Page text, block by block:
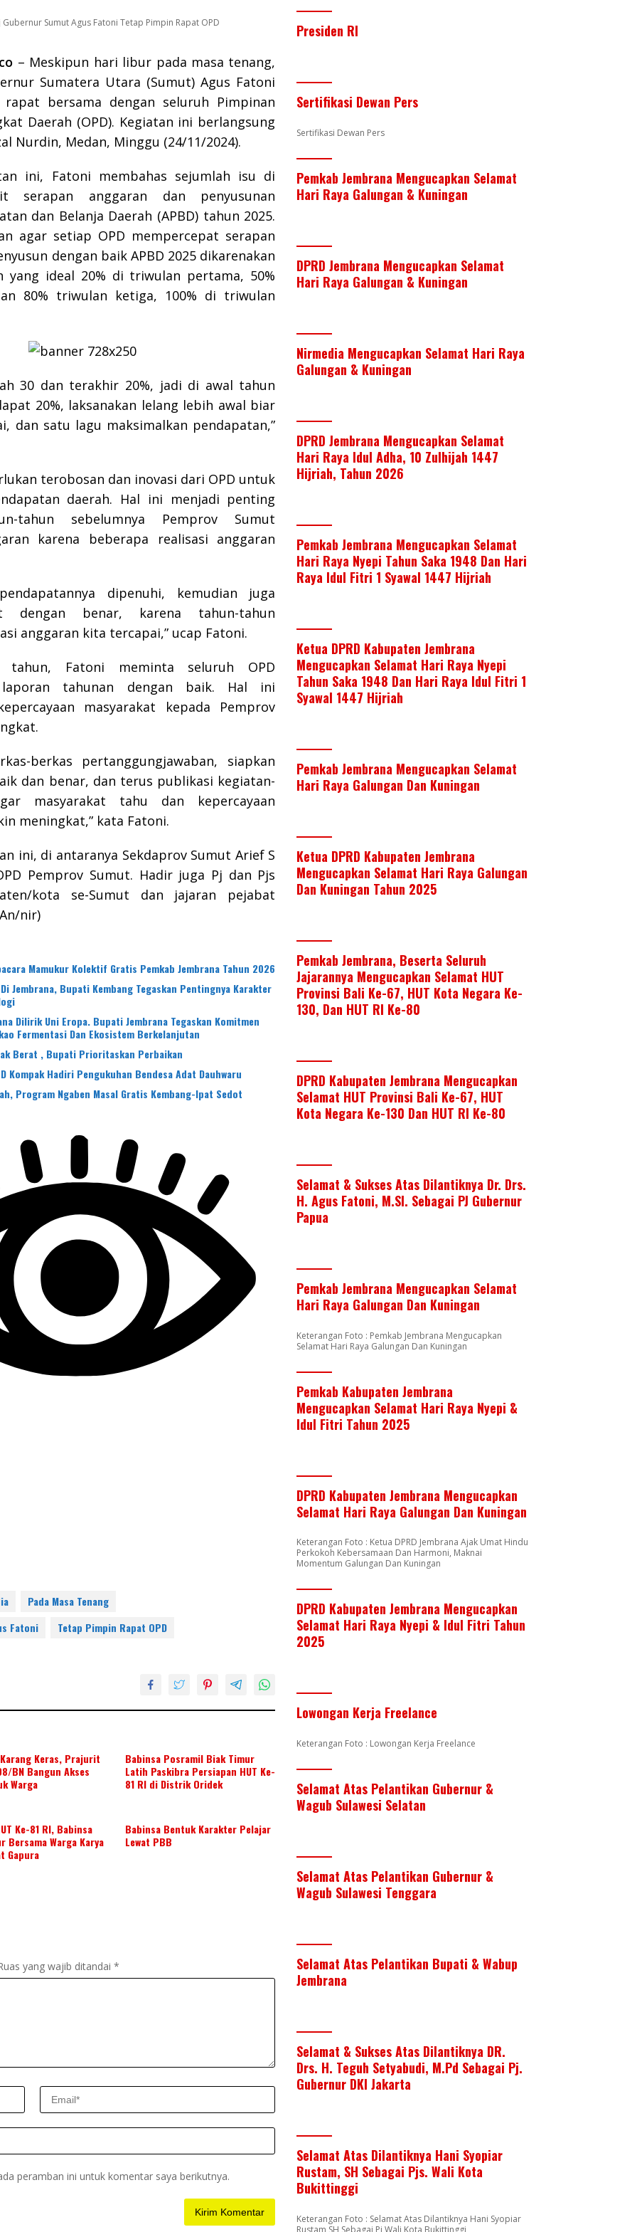
Sumut Agus Fatoni Tetap Pimpin Rapat OPD
– Meskipun hari libur pada masa tenang,
Sumatera Utara (Sumut) Agus Fatoni
bersama dengan seluruh Pimpinan
Daerah (OPD). Kegiatan ini berlangsung
Nurdin, Medan, Minggu (24/11/2024).
ini, Fatoni membahas sejumlah isu di
serapan anggaran dan penyusunan
dan Belanja Daerah (APBD) tahun 2025.
agar setiap OPD mempercepat serapan
dengan baik APBD 2025 dikarenakan
yang ideal 20% di triwulan pertama, 50%
80% triwulan ketiga, 100% di triwulan
30 dan terakhir 20%, jadi di awal tahun
20%, laksanakan lelang lebih awal biar
dan satu lagu maksimalkan pendapatan,”
terobosan dan inovasi dari OPD untuk
daerah. Hal ini menjadi penting
tahun sebelumnya Pemprov Sumut
karena beberapa realisasi anggaran
dipenuhi, kemudian juga
dengan benar, karena tahun-tahun
anggaran kita tercapai,” ucap Fatoni.
tahun, Fatoni meminta seluruh OPD
laporan tahunan dengan baik. Hal ini
masyarakat kepada Pemprov
berkas pertanggungjawaban, siapkan
dan benar, dan terus publikasi kegiatan-
masyarakat tahu dan kepercayaan
meningkat,” kata Fatoni.
ini, di antaranya Sekdaprov Sumut Arief S
Pemprov Sumut. Hadir juga Pj dan Pjs
kota se-Sumut dan jajaran pejabat
nir)
Mamukur Kolektif Gratis Pemkab Jembrana Tahun 2026
Jembrana, Bupati Kembang Tegaskan Pentingnya Karakter
Dilirik Uni Eropa. Bupati Jembrana Tegaskan Komitmen
Fermentasi Dan Ekosistem Berkelanjutan
Berat , Bupati Prioritaskan Perbaikan
Kompak Hadiri Pengukuhan Bendesa Adat Dauhwaru
Program Ngaben Masal Gratis Kembang-Ipat Sedot
Pada Masa Tenang
Fatoni
Tetap Pimpin Rapat OPD
Keras, Prajurit
BN Bangun Akses
Warga
Babinsa Posramil Biak Timur
Latih Paskibra Persiapan HUT Ke-
81 RI di Distrik Oridek
Ke-81 RI, Babinsa
Bersama Warga Karya
Gapura
Babinsa Bentuk Karakter Pelajar
Lewat PBB
yang wajib ditandai *
peramban ini untuk komentar saya berikutnya.
e
e
e
e
a
p
h
Presiden RI
Sertifikasi Dewan Pers
Sertifikasi Dewan Pers
Pemkab Jembrana Mengucapkan Selamat
Hari Raya Galungan & Kuningan
DPRD Jembrana Mengucapkan Selamat
Hari Raya Galungan & Kuningan
Nirmedia Mengucapkan Selamat Hari Raya
Galungan & Kuningan
DPRD Jembrana Mengucapkan Selamat
Hari Raya Idul Adha, 10 Zulhijah 1447
Hijriah, Tahun 2026
Pemkab Jembrana Mengucapkan Selamat
Hari Raya Nyepi Tahun Saka 1948 Dan Hari
Raya Idul Fitri 1 Syawal 1447 Hijriah
Ketua DPRD Kabupaten Jembrana
Mengucapkan Selamat Hari Raya Nyepi
Tahun Saka 1948 Dan Hari Raya Idul Fitri 1
Syawal 1447 Hijriah
Pemkab Jembrana Mengucapkan Selamat
Hari Raya Galungan Dan Kuningan
Ketua DPRD Kabupaten Jembrana
Mengucapkan Selamat Hari Raya Galungan
Dan Kuningan Tahun 2025
Pemkab Jembrana, Beserta Seluruh
Jajarannya Mengucapkan Selamat HUT
Provinsi Bali Ke-67, HUT Kota Negara Ke-
130, Dan HUT RI Ke-80
DPRD Kabupaten Jembrana Mengucapkan
Selamat HUT Provinsi Bali Ke-67, HUT
Kota Negara Ke-130 Dan HUT RI Ke-80
Selamat & Sukses Atas Dilantiknya Dr. Drs.
H. Agus Fatoni, M.SI. Sebagai PJ Gubernur
Papua
Pemkab Jembrana Mengucapkan Selamat
Hari Raya Galungan Dan Kuningan
Keterangan Foto : Pemkab Jembrana Mengucapkan
Selamat Hari Raya Galungan Dan Kuningan
Pemkab Kabupaten Jembrana
Mengucapkan Selamat Hari Raya Nyepi &
Idul Fitri Tahun 2025
DPRD Kabupaten Jembrana Mengucapkan
Selamat Hari Raya Galungan Dan Kuningan
Keterangan Foto : Ketua DPRD Jembrana Ajak Umat Hindu
Perkokoh Kebersamaan Dan Harmoni, Maknai
Momentum Galungan Dan Kuningan
DPRD Kabupaten Jembrana Mengucapkan
Selamat Hari Raya Nyepi & Idul Fitri Tahun
2025
Lowongan Kerja Freelance
Keterangan Foto : Lowongan Kerja Freelance
Selamat Atas Pelantikan Gubernur &
Wagub Sulawesi Selatan
Selamat Atas Pelantikan Gubernur &
Wagub Sulawesi Tenggara
Selamat Atas Pelantikan Bupati & Wabup
Jembrana
Selamat & Sukses Atas Dilantiknya DR.
Drs. H. Teguh Setyabudi, M.Pd Sebagai Pj.
Gubernur DKI Jakarta
Selamat Atas Dilantiknya Hani Syopiar
Rustam, SH Sebagai Pjs. Wali Kota
Bukittinggi
Keterangan Foto : Selamat Atas Dilantiknya Hani Syopiar
Rustam SH Sebagai Pj Wali Kota Bukittinggi